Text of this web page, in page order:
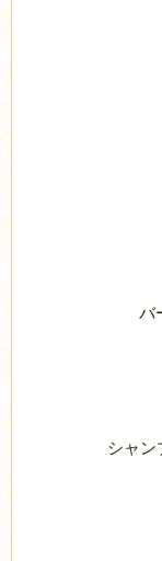
バ
シャン